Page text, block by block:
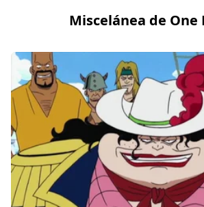
Miscelánea de One